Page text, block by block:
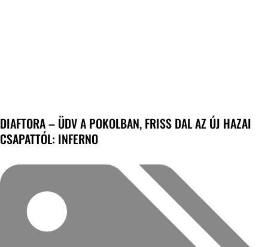
DIAFTORA – ÜDV A POKOLBAN, FRISS DAL AZ ÚJ HAZAI
CSAPATTÓL: INFERNO